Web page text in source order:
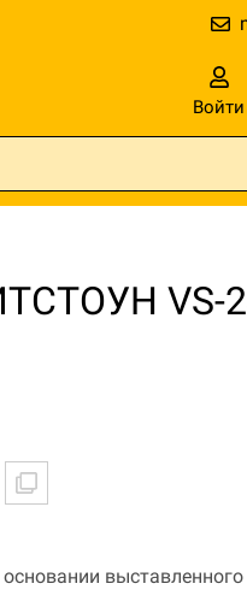
Войти
VS-